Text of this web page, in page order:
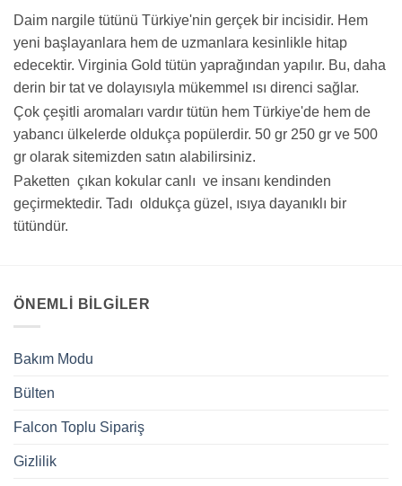
Daim nargile tütünü Türkiye'nin gerçek bir incisidir. Hem
yeni başlayanlara hem de uzmanlara kesinlikle hitap
edecektir. Virginia Gold tütün yaprağından yapılır. Bu, daha
derin bir tat ve dolayısıyla mükemmel ısı direnci sağlar.
Çok çeşitli aromaları vardır tütün hem Türkiye'de hem de
yabancı ülkelerde oldukça popülerdir. 50 gr 250 gr ve 500
gr olarak sitemizden satın alabilirsiniz.
Paketten çıkan kokular canlı ve insanı kendinden
geçirmektedir. Tadı oldukça güzel, ısıya dayanıklı bir
tütündür.
ÖNEMLI BILGILER
Bakım Modu
Bülten
Falcon Toplu Sipariş
Gizlilik